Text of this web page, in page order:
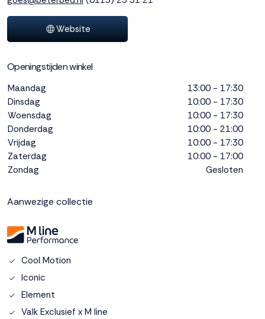
onze website te
anoniem. Meer
weten? Lees
dit overzicht
alle
cookieinstellingen en
lees hier onze privacy
policy
accepteren geef je
toestemming voor
cookies. Kies je voor
Weigeren? Dan
functionele en
analytische cookies.
Website
Openingstijden winkel
Maandag
13:00 - 17:30
Dinsdag
10:00 - 17:30
Woensdag
10:00 - 17:30
Donderdag
10:00 - 21:00
Vrijdag
10:00 - 17:30
Zaterdag
10:00 - 17:00
Zondag
Gesloten
Aanwezige collectie
Cool Motion
Iconic
Element
Valk Exclusief x M line